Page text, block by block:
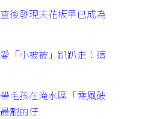
後發現天花板早已成為
「小被被」趴趴走：這
毛孩在淹水區「乘風破
靚的仔